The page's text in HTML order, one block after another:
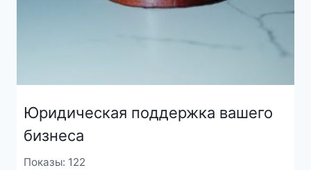
Юридическая поддержка вашего
бизнеса
Показы: 122